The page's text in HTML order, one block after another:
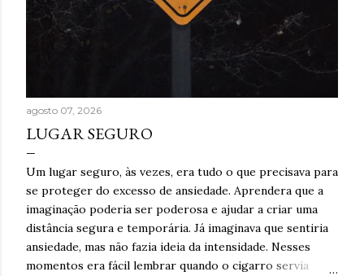
agosto 07, 2026
LUGAR SEGURO
Um lugar seguro, às vezes, era tudo o que precisava para
se proteger do excesso de ansiedade. Aprendera que a
imaginação poderia ser poderosa e ajudar a criar uma
distância segura e temporária. Já imaginava que sentiria
ansiedade, mas não fazia ideia da intensidade. Nesses
momentos era fácil lembrar quando o cigarro servia